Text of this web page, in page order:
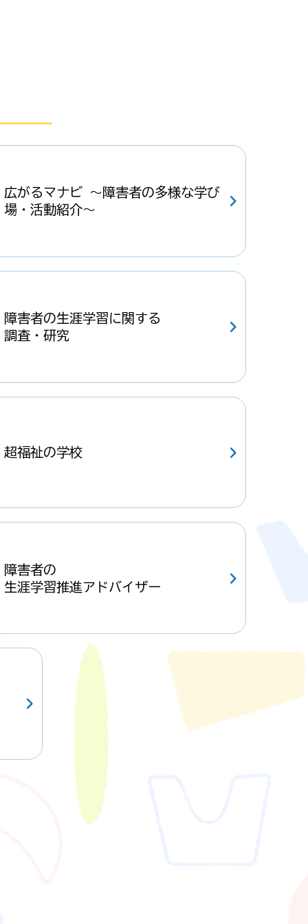
広がるマナビ ～障害者の多様な学び
場・活動紹介～
障害者の生涯学習に関する
調査・研究
超福祉の学校
障害者の
生涯学習推進アドバイザー